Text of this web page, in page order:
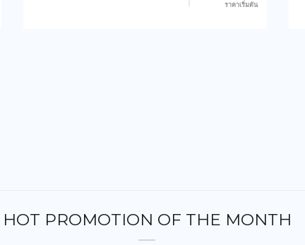
ราคาเริ่มต้น
HOT PROMOTION OF THE MONTH